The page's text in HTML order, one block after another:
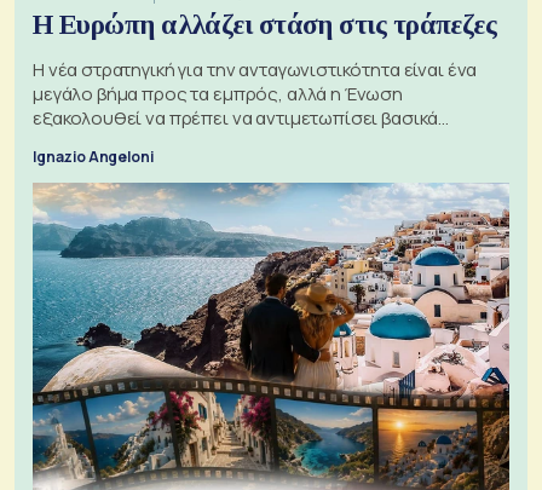
Η Ευρώπη αλλάζει στάση στις τράπεζες
Η νέα στρατηγική για την ανταγωνιστικότητα είναι ένα
μεγάλο βήμα προς τα εμπρός, αλλά η Ένωση
εξακολουθεί να πρέπει να αντιμετωπίσει βασικά
Ignazio Angeloni